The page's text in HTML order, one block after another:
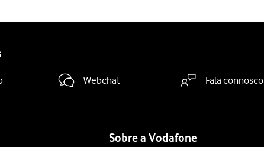
Webchat Fala connosco
Sobre a Vodafone